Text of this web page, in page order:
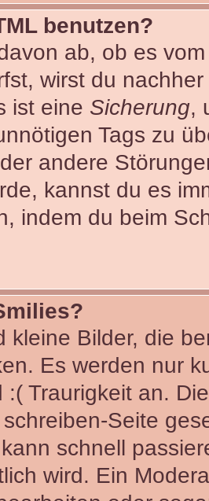
benutzen?
ab, ob es
wirst du
ist eine Sicherung,
Tags zu
andere
kannst du es
indem du beim
kleine Bilder, die
Es werden nur
:( Traurigkeit an.
Seite
schnell
wird. Ein